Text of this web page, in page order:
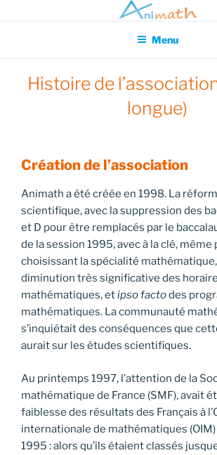
au
principal
Association pour l'Animation en
Menu
Histoire de
longue)
Création de l’association
Animath a été créée en 1998. La
scientifique, avec la suppression des
et D pour être remplacés par le
de la session 1995, avec à la clé, même
choisissant la spécialité
diminution très significative des
mathématiques, etipso factodes
mathématiques. La communauté
s’inquiétait des conséquences que
aurait sur les études scientifiques.
Au printemps 1997, l’attention de la
mathématique de France (SMF), avait
faiblesse des résultats des Français à
internationale de mathématiques
1995 : alors qu’ils étaient classés